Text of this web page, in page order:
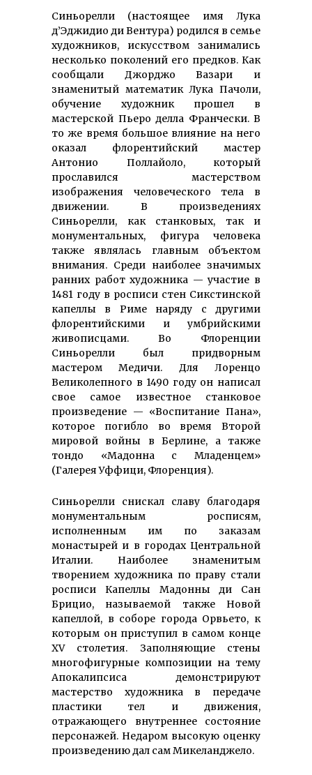
Синьорелли (настоящее имя Лука
д’Эджидио ди Вентура) родился в семье
художников, искусством занимались
несколько поколений его предков. Как
сообщали Джорджо Вазари и
знаменитый математик Лука Пачоли,
обучение художник прошел в
мастерской Пьеро делла Франчески. В
то же время большое влияние на него
оказал флорентийский мастер
Антонио Поллайоло, который
прославился мастерством
изображения человеческого тела в
движении. В произведениях
Синьорелли, как станковых, так и
монументальных, фигура человека
также являлась главным объектом
внимания. Среди наиболее значимых
ранних работ художника — участие в
1481 году в росписи стен Сикстинской
капеллы в Риме наряду с другими
флорентийскими и умбрийскими
живописцами. Во Флоренции
Синьорелли был придворным
мастером Медичи. Для Лоренцо
Великолепного в 1490 году он написал
свое самое известное станковое
произведение — «Воспитание Пана»,
которое погибло во время Второй
мировой войны в Берлине, а также
тондо «Мадонна с Младенцем»
(Галерея Уффици, Флоренция).
Синьорелли снискал славу благодаря
монументальным росписям,
исполненным им по заказам
монастырей и в городах Центральной
Италии. Наиболее знаменитым
творением художника по праву стали
росписи Капеллы Мадонны ди Сан
Брицио, называемой также Новой
капеллой, в соборе города Орвьето, к
которым он приступил в самом конце
XV столетия. Заполняющие стены
многофигурные композиции на тему
Апокалипсиса демонстрируют
мастерство художника в передаче
пластики тел и движения,
отражающего внутреннее состояние
персонажей. Недаром высокую оценку
произведению дал сам Микеланджело.